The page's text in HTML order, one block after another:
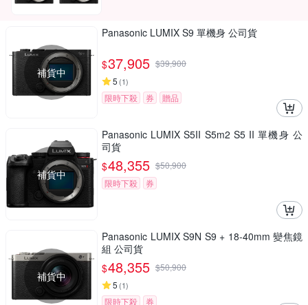
補貨中
Panasonic LUMIX S9 單機身 公司貨
$37,905 $39,900
5 (1)
限時下殺 券 贈品
補貨中
Panasonic LUMIX S5II S5m2 S5 II 單機身 公
司貨
$48,355 $50,900
限時下殺
券
補貨中
Panasonic LUMIX S9N S9 + 18-40mm 變焦鏡
組 公司貨
$48,355 $50,900
5 (1)
限時下殺 券